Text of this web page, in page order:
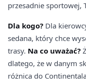
przesadnie sportowej,
Dla kogo? Dla
sedana, który chce
trasy. Na co uważać?
dlatego, że w danym
różnica do